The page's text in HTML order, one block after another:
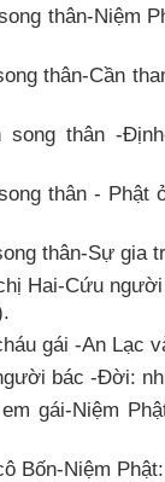
thân-Niệm
thân-Cần
thân -
thân - Phật
thân-Sự gia
Hai-Cứu
gái -An Lạc
bác -Đời:
gái-Niệm
Bốn-Niệm